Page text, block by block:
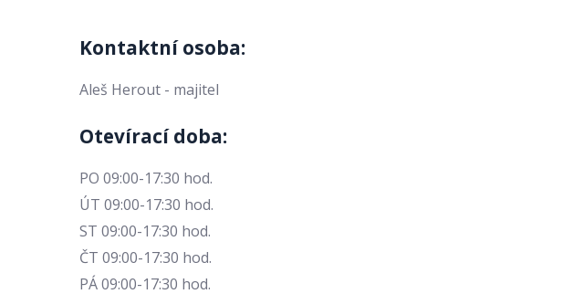
Kontaktní osoba:
Aleš Herout - majitel
Otevírací doba:
PO 09:00-17:30 hod.
ÚT 09:00-17:30 hod.
ST 09:00-17:30 hod.
ČT 09:00-17:30 hod.
PÁ 09:00-17:30 hod.